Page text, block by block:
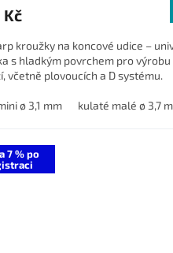
kroužky na koncové udice –
s hladkým povrchem pro výrobu
včetně plovoucích a D systému.
ø 3,1 mm kulaté malé ø 3,7
7 % po